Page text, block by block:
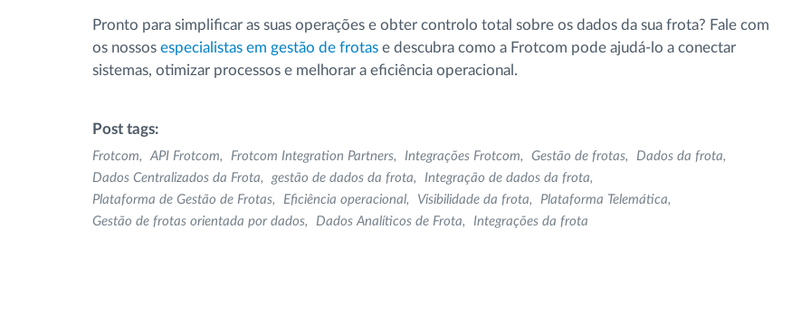
Pronto para simplificar as suas operações e obter controlo total sobre os dados da sua frota? Fale com
os nossos especialistas em gestão de frotas e descubra como a Frotcom pode ajudá-lo a conectar
sistemas, otimizar processos e melhorar a eficiência operacional.
Post tags:
Frotcom API Frotcom Frotcom Integration Partners Integrações Frotcom Gestão de frotas
Dados da frota
Dados Centralizados da Frota
gestão de dados da frota
Integração de dados da frota
Plataforma de Gestão de Frotas
Eficiência operacional Visibilidade da frota
Plataforma Telemática
Gestão de frotas orientada por dados
Dados Analíticos de Frota Integrações da frota